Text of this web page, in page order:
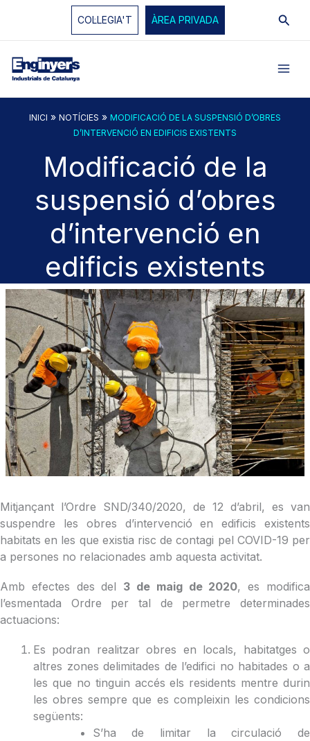
COL·LEGIA'T ÀREA PRIVADA
INICI » NOTÍCIES » MODIFICACIÓ DE LA SUSPENSIÓ D’OBRES
D’INTERVENCIÓ EN EDIFICIS EXISTENTS
Modificació de la
suspensió d’obres
d’intervenció en
edificis existents
Mitjançant l’Ordre SND/340/2020, de 12 d’abril, es van
suspendre les obres d’intervenció en edificis existents
habitats en les que existia risc de contagi pel COVID-19 per
a persones no relacionades amb aquesta activitat.
Amb efectes des del 3 de maig de 2020, es modifica
l’esmentada Ordre per tal de permetre determinades
actuacions:
Es podran realitzar obres en locals, habitatges o
altres zones delimitades de l’edifici no habitades o a
les que no tinguin accés els residents mentre durin
les obres sempre que es compleixin les condicions
següents:
S’ha de limitar la circulació de